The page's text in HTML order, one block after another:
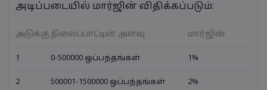
அடிப்படையில் மார்ஜின் விதிக்கப்படும்:
அடுக்கு நிலைப்பாட்டின் அளவு மார்ஜின்
1 0-500000 ஒப்பந்தங்கள் 1%
2 500001-1500000 ஒப்பந்தங்கள் 2%